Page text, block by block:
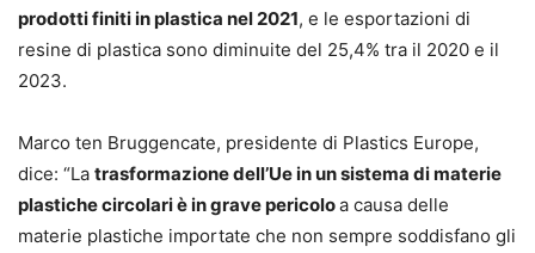
prodotti finiti in plastica nel 2021, e le esportazioni di
resine di plastica sono diminuite del 25,4% tra il 2020 e il
2023.
Marco ten Bruggencate, presidente di Plastics Europe,
dice: “La trasformazione dell’Ue in un sistema di materie
plastiche circolari è in grave pericoloa causa delle
materie plastiche importate che non sempre soddisfano gli